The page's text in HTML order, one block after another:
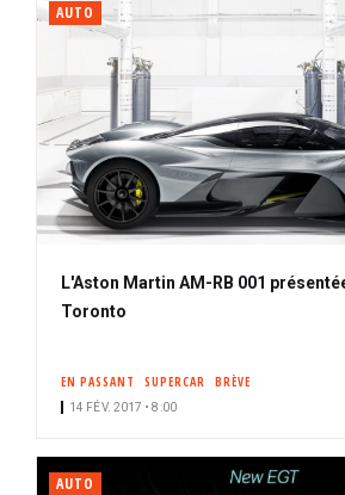
AUTO
L'Aston Martin AM-RB 001
Toronto
EN PASSANT SUPERCAR BRÈVE
14 FÉV. 2017 • 8:00
AUTO